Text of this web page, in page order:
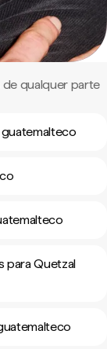
de qualquer parte
para Quetzal